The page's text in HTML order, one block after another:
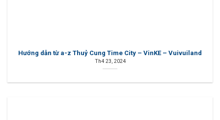
Hướng dẫn từ a-z Thuỷ Cung Time City – VinKE – Vuivuiland
Th4 23, 2024